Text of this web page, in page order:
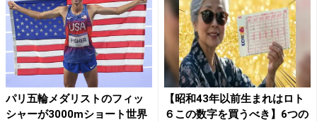
パリ五輪メダリストのフィッ
シャーが3000mショート世界
【昭和43年以前生まれはロト
６この数字を買うべき】6つの